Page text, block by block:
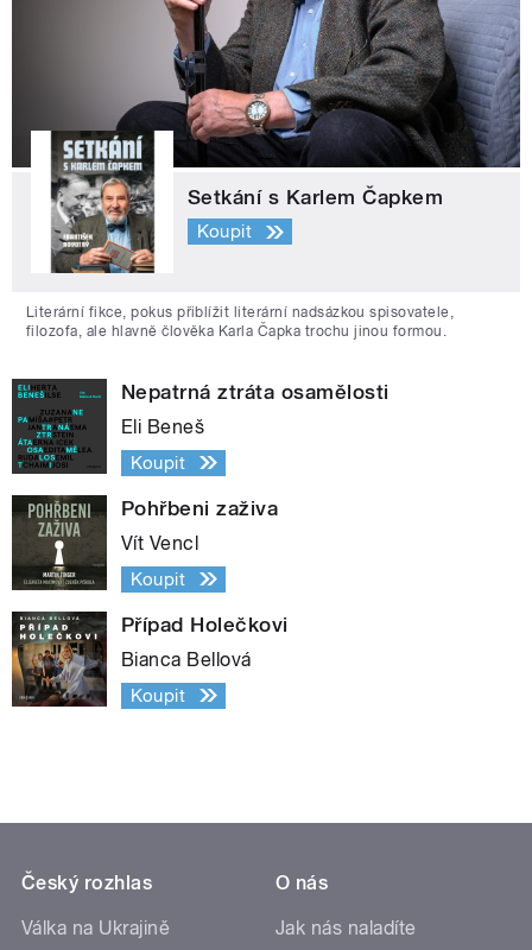
Setkání s Karlem Čapkem
Koupit
Literární fikce, pokus přiblížit literární nadsázkou spisovatele,
filozofa, ale hlavně člověka Karla Čapka trochu jinou formou.
Nepatrná ztráta osamělosti
Eli Beneš
Koupit
Pohřbeni zaživa
Vít Vencl
Koupit
Případ Holečkovi
Bianca Bellová
Koupit
Český rozhlas
Válka na Ukrajině
O nás
Jak nás naladíte